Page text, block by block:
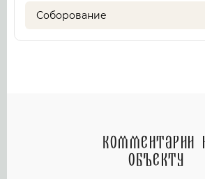
Соборование
Комментарии
объекту